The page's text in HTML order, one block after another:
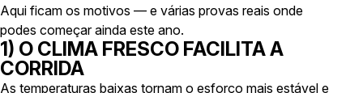
Aqui ficam os motivos — e várias provas reais onde
podes começar ainda este ano.
1) O CLIMA FRESCO FACILITA A
CORRIDA
As temperaturas baixas tornam o esforço mais estável e